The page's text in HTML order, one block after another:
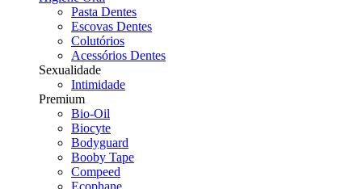
Pasta Dentes
Escovas Dentes
Colutórios
Acessórios Dentes
Sexualidade
Intimidade
Premium
Bio-Oil
Biocyte
Bodyguard
Booby Tape
Compeed
Ecophane